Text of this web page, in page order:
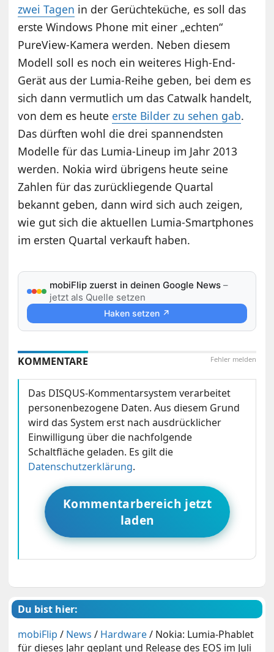
zwei Tagen in der Gerüchteküche, es soll das
erste Windows Phone mit einer „echten“
PureView-Kamera werden. Neben diesem
Modell soll es noch ein weiteres High-End-
Gerät aus der Lumia-Reihe geben, bei dem es
sich dann vermutlich um das Catwalk handelt,
von dem es heute erste Bilder zu sehen gab.
Das dürften wohl die drei spannendsten
Modelle für das Lumia-Lineup im Jahr 2013
werden. Nokia wird übrigens heute seine
Zahlen für das zurückliegende Quartal
bekannt geben, dann wird sich auch zeigen,
wie gut sich die aktuellen Lumia-Smartphones
im ersten Quartal verkauft haben.
mobiFlip zuerst in deinen Google News –
jetzt als Quelle setzen
Haken setzen ↗
Fehler melden
KOMMENTARE
Das DISQUS-Kommentarsystem verarbeitet
personenbezogene Daten. Aus diesem Grund
wird das System erst nach ausdrücklicher
Einwilligung über die nachfolgende
Schaltfläche geladen. Es gilt die
Datenschutzerklärung.
Kommentarbereich jetzt
laden
Du bist hier:
mobiFlip / News / Hardware/ Nokia: Lumia-Phablet
für dieses Jahr geplant und Release des EOS im Juli